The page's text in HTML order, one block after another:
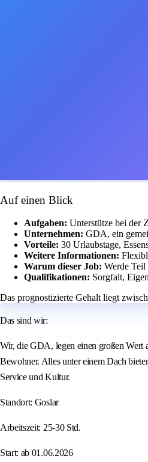
Auf einen Blick
Aufgaben: Unterstütze bei der
Unternehmen: GDA, ein
Vorteile: 30 Urlaubstage,
Weitere Informationen:
Warum dieser Job: Werde Teil
Qualifikationen: Sorgfalt,
Das prognostizierte Gehalt liegt
Das sind wir:
Wir, die GDA, legen einen großen Wert
Bewohner. Alles unter einem Dach
Service und Kultur.
Standort: Goslar
Arbeitszeit: 25-30 Std.
Start: ab 01.06.2026